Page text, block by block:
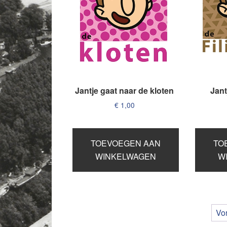
Jantje gaat naar de kloten
€1,00
TOEVOEGEN AAN
WINKELWAGEN